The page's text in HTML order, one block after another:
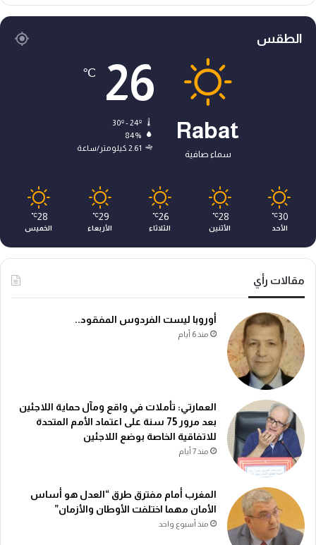
الطقس
Rabat
سماء صافية
26
℃
84%
2.61 كيلومتر/ساعة
30
℃
الأحد
28
℃
الأثنين
26
℃
الثلاثاء
29
℃
الأربعاء
28
℃
الخميس
مقالات رأي
أوروبا ليست الفردوس المفقود..
منذ 6 أيام
العمارتي: تأملات في واقع ومآل حماية اللاجئين
بعد مرور 75 سنة على اعتماد الأمم المتحدة
للاتفاقية الخاصة بوضع اللاجئين
منذ 7 أيام
المغرب أمام مفترق طرق “العدل هو أساس
الأمان مهما اختلفت الأوطان والأزمان”
منذ أسبوع واحد